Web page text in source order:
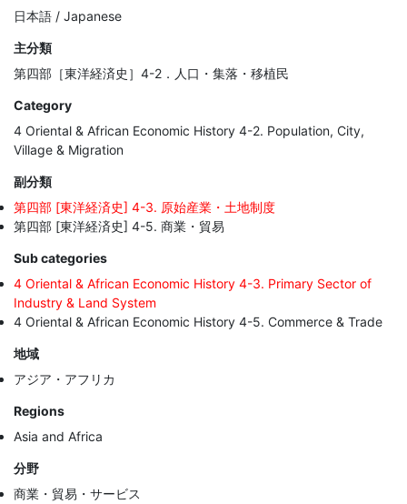
日本語 / Japanese
主分類
第四部［東洋経済史］4-2．人口・集落・移植民
Category
4 Oriental & African Economic History 4-2. Population, City,
Village & Migration
副分類
第四部 [東洋経済史] 4-3. 原始産業・土地制度
第四部 [東洋経済史] 4-5. 商業・貿易
Sub categories
4 Oriental & African Economic History 4-3. Primary Sector of
Industry & Land System
4 Oriental & African Economic History 4-5. Commerce & Trade
地域
アジア・アフリカ
Regions
Asia and Africa
分野
商業・貿易・サービス